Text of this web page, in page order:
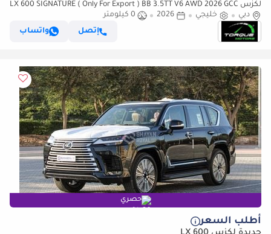
لكزس LX 600 SIGNATURE ( Only For Export ) BB 3.5TT V6 AWD 2026 GCC
BRAND NEW
دبي خليجي 2026
0 كيلومتر
إتصل
واتساب
حصري
أطلب السعر